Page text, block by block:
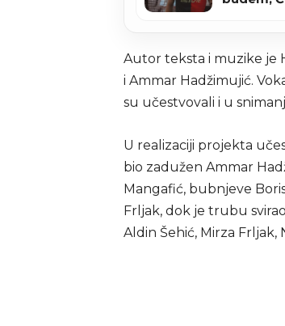
Autor teksta i muzike je
i Ammar Hadžimujić.
su učestvovali i u
U realizaciji projekta
bio zadužen Ammar
Mangafić, bubnjeve
Frljak, dok je trubu
Aldin Šehić, Mirza Frljak,